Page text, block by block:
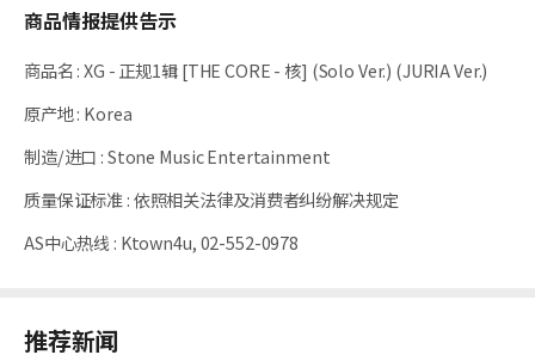
商品情报提供告示
商品名:XG - 正规1辑 [THE CORE - 核] (Solo Ver.) (JURIA Ver.)
原产地: Korea
制造/进口 :Stone Music Entertainment
质量保证标准 :依照相关法律及消费者纠纷解决规定
AS中心热线 : Ktown4u, 02-552-0978
推荐新闻